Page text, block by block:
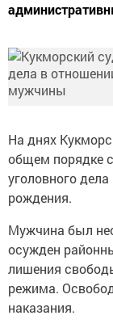
На днях
общем порядке
уголовного
рождения.
Мужчина был
осужден
лишения
режима.
наказания.